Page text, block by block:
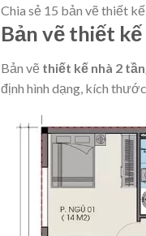
Chia sẻ 15 bản vẽ thiết
Bản vẽ thiết kế
Bản vẽ thiết kế nhà 2
định hình dạng, kích